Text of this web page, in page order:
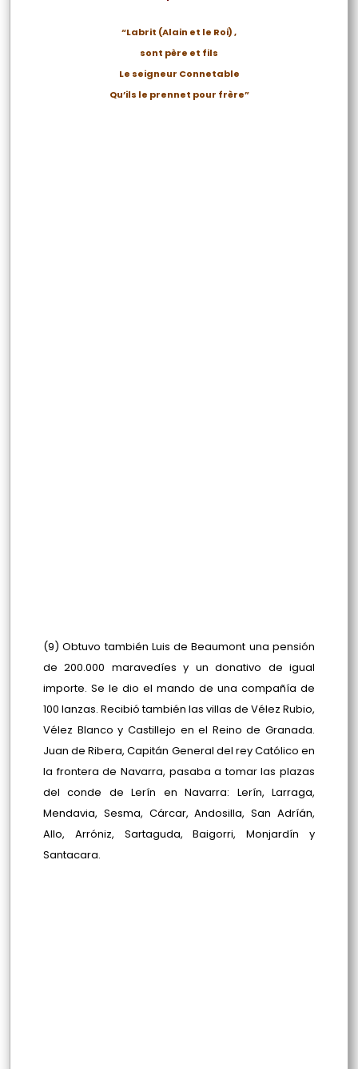
“Labrit (Alain et le Roi) ,
sont père et fils
Le seigneur Connetable
Qu’ils le prennet pour frère”
(9) Obtuvo también Luis de Beaumont una pensión
de 200.000 maravedíes y un donativo de igual
importe. Se le dio el mando de una compañía de
100 lanzas. Recibió también las villas de Vélez Rubio,
Vélez Blanco y Castillejo en el Reino de Granada.
Juan de Ribera, Capitán General del rey Católico en
la frontera de Navarra, pasaba a tomar las plazas
del conde de Lerín en Navarra: Lerín, Larraga,
Mendavia, Sesma, Cárcar, Andosilla, San Adríán,
Allo, Arróniz, Sartaguda, Baigorri, Monjardín y
Santacara.